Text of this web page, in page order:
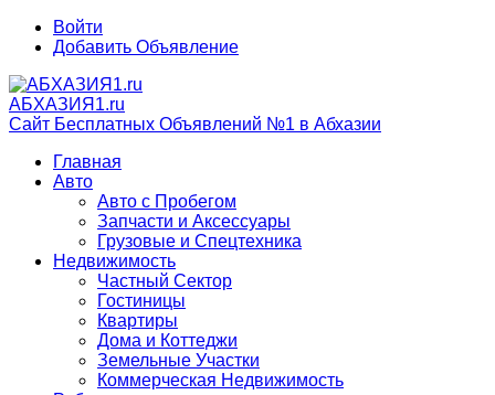
Войти
Добавить Объявление
АБХАЗИЯ1.ru
Сайт Бесплатных Объявлений №1 в Абхазии
Главная
Авто
Авто с Пробегом
Запчасти и Аксессуары
Грузовые и Спецтехника
Недвижимость
Частный Сектор
Гостиницы
Квартиры
Дома и Коттеджи
Земельные Участки
Коммерческая Недвижимость